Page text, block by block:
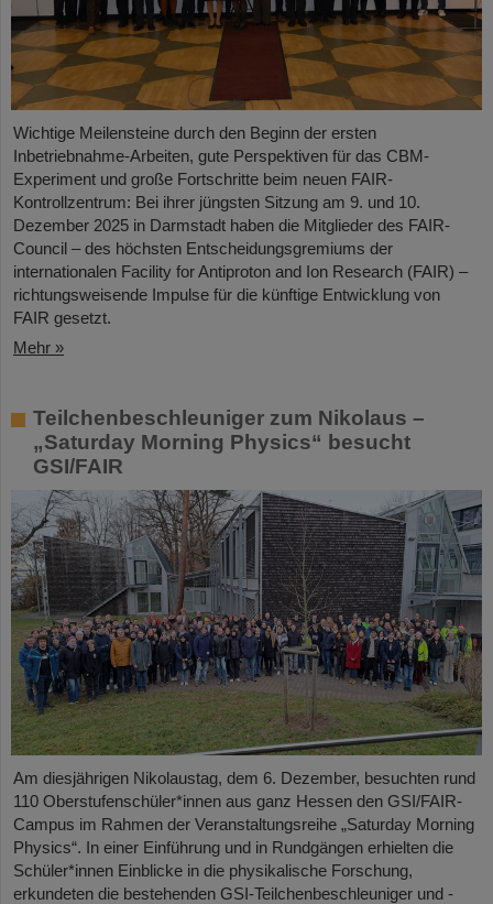
Wichtige Meilensteine durch den Beginn der ersten
Inbetriebnahme-Arbeiten, gute Perspektiven für das CBM-
Experiment und große Fortschritte beim neuen FAIR-
Kontrollzentrum: Bei ihrer jüngsten Sitzung am 9. und 10.
Dezember 2025 in Darmstadt haben die Mitglieder des FAIR-
Council – des höchsten Entscheidungsgremiums der
internationalen Facility for Antiproton and Ion Research (FAIR) –
richtungsweisende Impulse für die künftige Entwicklung von
FAIR gesetzt.
Mehr »
Teilchenbeschleuniger zum Nikolaus –
„Saturday Morning Physics“ besucht
GSI/FAIR
Am diesjährigen Nikolaustag, dem 6. Dezember, besuchten rund
110 Oberstufenschüler*innen aus ganz Hessen den GSI/FAIR-
Campus im Rahmen der Veranstaltungsreihe „Saturday Morning
Physics“. In einer Einführung und in Rundgängen erhielten die
Schüler*innen Einblicke in die physikalische Forschung,
erkundeten die bestehenden GSI-Teilchenbeschleuniger und -